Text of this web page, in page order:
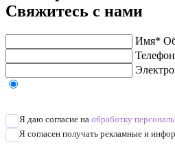
Свяжитесь с нами
Имя*
Я даю согласие на обработку
Я согласен получать рекламные и